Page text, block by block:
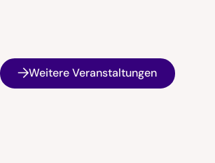
Weitere Veranstaltungen